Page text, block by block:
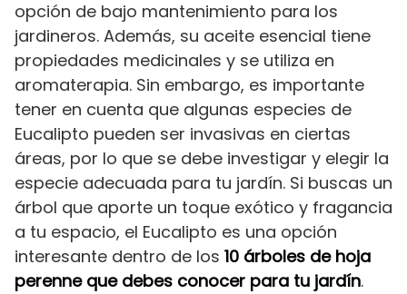
opción de bajo mantenimiento para los
jardineros. Además, su aceite esencial tiene
propiedades medicinales y se utiliza en
aromaterapia. Sin embargo, es importante
tener en cuenta que algunas especies de
Eucalipto pueden ser invasivas en ciertas
áreas, por lo que se debe investigar y elegir la
especie adecuada para tu jardín. Si buscas un
árbol que aporte un toque exótico y fragancia
a tu espacio, el Eucalipto es una opción
interesante dentro de los 10 árboles de hoja
perenne que debes conocer para tu jardín.